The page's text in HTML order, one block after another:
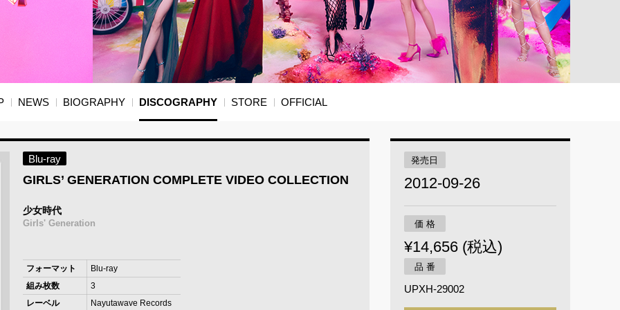
NEWS BIOGRAPHY DISCOGRAPHY STORE OFFICIAL
Blu-ray
GIRLS’ GENERATION COMPLETE VIDEO COLLECTION
少女時代
Girls' Generation
フォーマット
Blu-ray
組み枚数
3
レーベル
Nayutawave Records
発売日
2012-09-26
価 格
¥14,656 (税込)
品 番
UPXH-29002